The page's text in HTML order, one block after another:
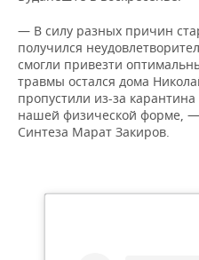
КИБЕРСПОРТ
ФИГУРНОЕ КАТАНИЕ
ВОДНЫЕ ВИДЫ СПОРТА
КУЛЬТУРА
МЕДИЦИНА
ОБРАЗОВАНИЕ
СПИСОК КОМПАНИЙ
ПОЛНАЯ ВЕРСИЯ
— В силу разных причин
получился
смогли привезти
травмы остался дома
пропустили из-за
нашей физической форме, —
Синтеза Марат Закиров.